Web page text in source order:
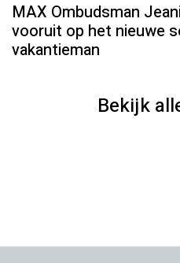
MAX Ombudsman
vooruit op het nieuwe
vakantieman
Bekijk